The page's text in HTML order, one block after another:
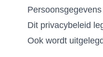
Dit privacybeleid
Ook wordt